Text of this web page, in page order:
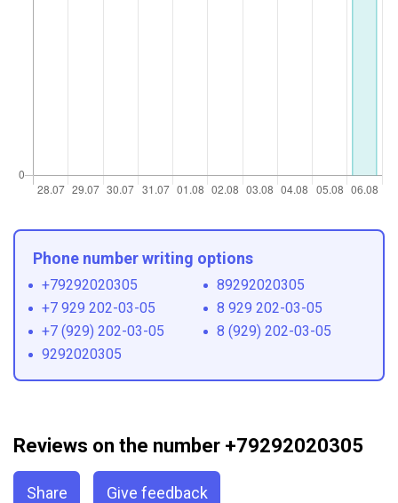
Phone number writing options
+79292020305
89292020305
+7 929 202-03-05
8 929 202-03-05
+7 (929) 202-03-05
8 (929) 202-03-05
9292020305
Reviews on the number +79292020305
Share Give feedback